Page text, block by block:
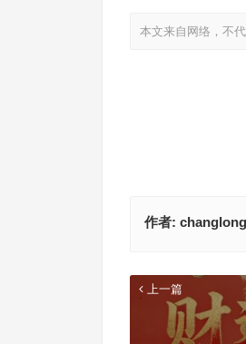
本文来自网络，不
作者: changlong
上一篇